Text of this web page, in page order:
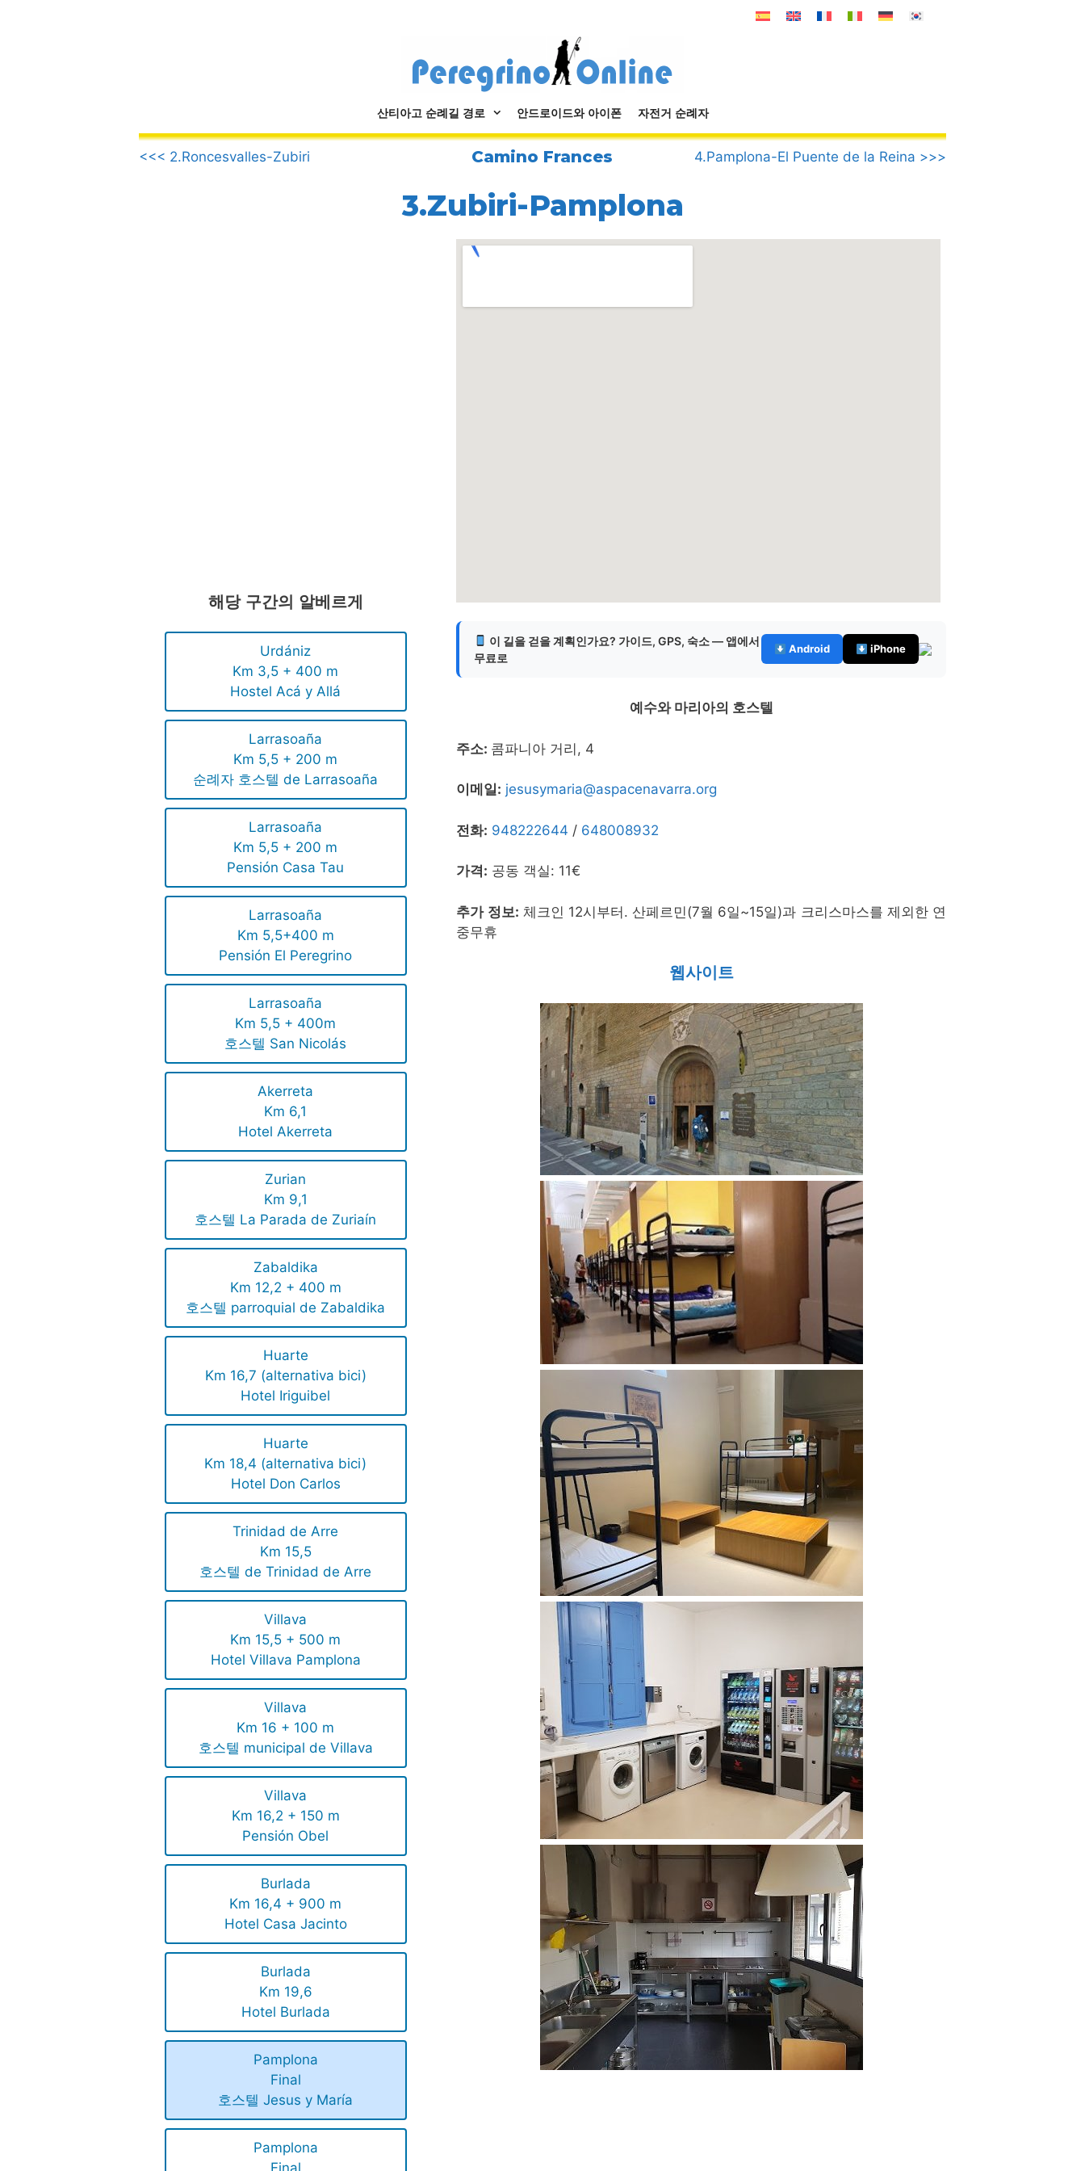
산티아고 순례길 경로 안드로이드와 아이폰 자전거 순례자
.
<<< 2.Roncesvalles-Zubiri
Camino Frances 4.Pamplona-El Puente de la Reina >>>
3.Zubiri-Pamplona
해당 구간의 알베르게
Urdániz
Km 3,5 + 400 m
Hostel Acá y Allá
Larrasoaña
Km 5,5 + 200 m
순례자 호스텔 de Larrasoaña
Larrasoaña
Km 5,5 + 200 m
Pensión Casa Tau
Larrasoaña
Km 5,5+400 m
Pensión El Peregrino
Larrasoaña
Km 5,5 + 400m
호스텔 San Nicolás
Akerreta
Km 6,1
Hotel Akerreta
Zurian
Km 9,1
호스텔 La Parada de Zuriaín
Zabaldika
Km 12,2 + 400 m
호스텔 parroquial de Zabaldika
Huarte
Km 16,7 (alternativa bici)
Hotel Iriguibel
Huarte
Km 18,4 (alternativa bici)
Hotel Don Carlos
Trinidad de Arre
Km 15,5
호스텔 de Trinidad de Arre
Villava
Km 15,5 + 500 m
Hotel Villava Pamplona
Villava
Km 16 + 100 m
호스텔 municipal de Villava
Villava
Km 16,2 + 150 m
Pensión Obel
Burlada
Km 16,4 + 900 m
Hotel Casa Jacinto
Burlada
Km 19,6
Hotel Burlada
Pamplona
Final
호스텔 Jesus y María
Pamplona
이 길을 걷을 계획인가요? 가이드, GPS, 숙소 — 앱에서
무료로
Android iPhone
예수와 마리아의 호스텔
주소: 콤파니아 거리, 4
이메일: jesusymaria@aspacenavarra.org
전화: 948222644 / 648008932
가격: 공동 객실: 11€
추가 정보: 체크인 12시부터. 산페르민(7월 6일~15일)과 크리스마스를 제외한 연
중무휴
웹사이트